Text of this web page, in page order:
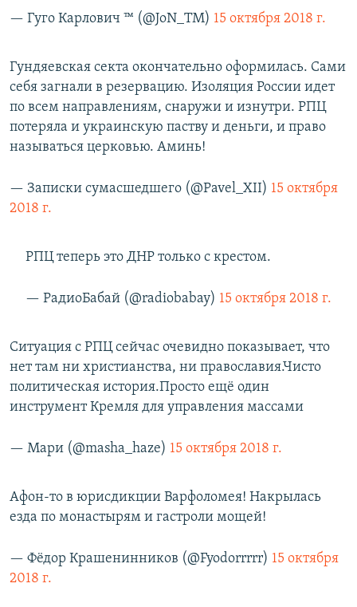
— Гуго Карлович ™ (@JoN_TM) 15 октября 2018 г.
Гундяевская секта окончательно оформилась. Сами
себя загнали в резервацию. Изоляция России идет
по всем направлениям, снаружи и изнутри. РПЦ
потеряла и украинскую паству и деньги, и право
называться церковью. Аминь!
— Записки сумасшедшего (@Pavel_XII) 15 октября
2018 г.
РПЦ теперь это ДНР только с крестом.
— РадиоБабай (@radiobabay) 15 октября 2018 г.
Ситуация с РПЦ сейчас очевидно показывает, что
нет там ни христианства, ни православия.Чисто
политическая история.Просто ещё один
инструмент Кремля для управления массами
— Мари (@masha_haze) 15 октября 2018 г.
Афон-то в юрисдикции Варфоломея! Накрылась
езда по монастырям и гастроли мощей!
— Фёдор Крашенинников (@Fyodorrrrr) 15 октября
2018 г.